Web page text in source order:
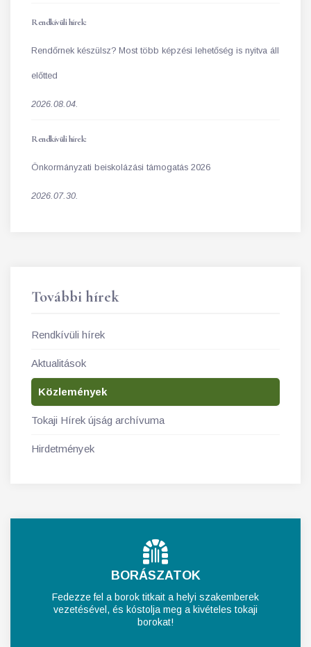
Rendkívüli hírek:
Rendőrnek készülsz? Most több képzési lehetőség is nyitva áll
előtted
2026.08.04.
Rendkívüli hírek:
Önkormányzati beiskolázási támogatás 2026
2026.07.30.
További hírek
Rendkívüli hírek
Aktualitások
Közlemények
Tokaji Hírek újság archívuma
Hirdetmények
BORÁSZATOK
Fedezze fel a borok titkait a helyi szakemberek
vezetésével, és kóstolja meg a kivételes tokaji
borokat!